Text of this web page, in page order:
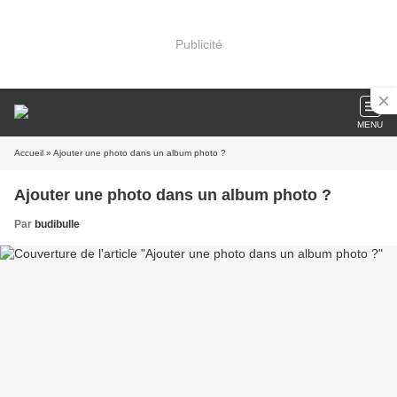
Publicité
MENU
Accueil » Ajouter une photo dans un album photo ?
Ajouter une photo dans un album photo ?
Par budibulle